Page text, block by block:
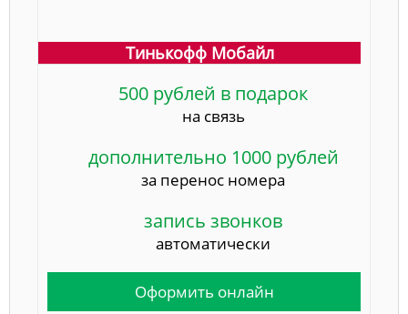
Тинькофф Мобайл
500 рублей в подарок
на связь
дополнительно 1000 рублей
за перенос номера
запись звонков
автоматически
Оформить онлайн